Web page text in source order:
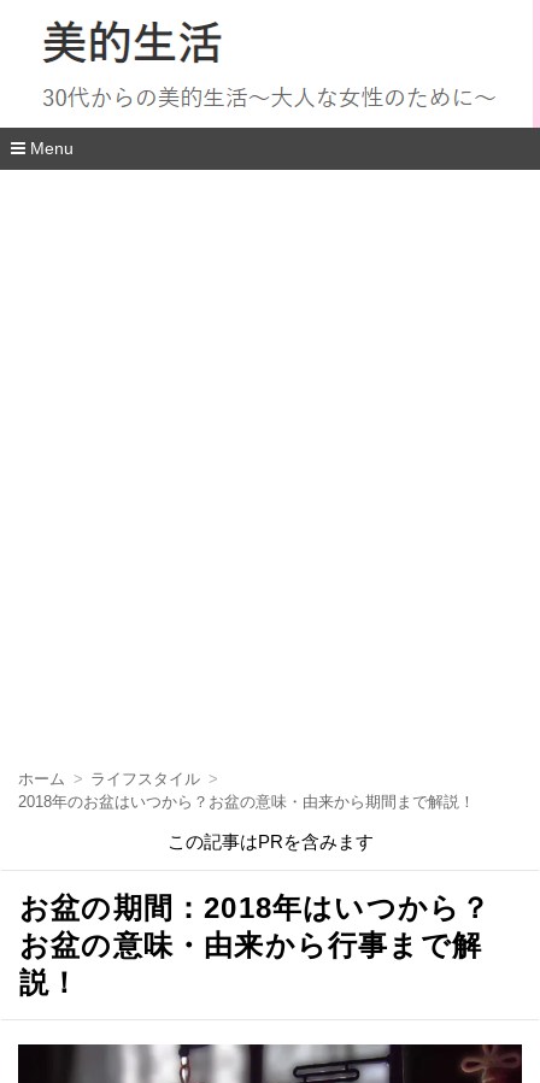
Menu
ホーム
ライフスタイル
2018年のお盆はいつから？お盆の意味・由来から期間まで解説！
この記事はPRを含みます
お盆の期間：2018年はいつから？
お盆の意味・由来から行事まで解
説！